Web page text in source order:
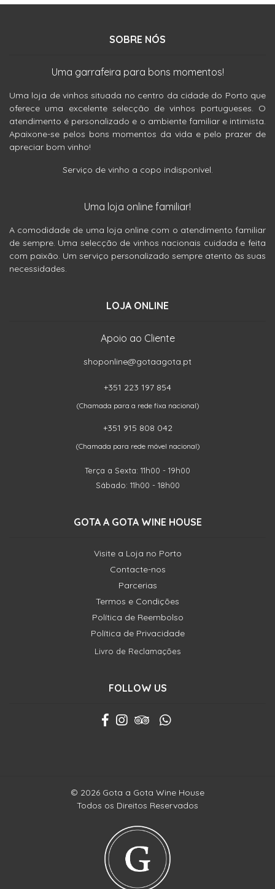
SOBRE NÓS
Uma garrafeira para bons momentos!
Uma loja de vinhos situada no centro da cidade do Porto que
oferece uma excelente selecção de vinhos portugueses. O
atendimento é personalizado e o ambiente familiar e intimista.
Apaixone-se pelos bons momentos da vida e pelo prazer de
apreciar bom vinho!
Serviço de vinho a copo indisponível.
Uma loja online familiar!
A comodidade de uma loja online com o atendimento familiar
de sempre. Uma selecção de vinhos nacionais cuidada e feita
com paixão. Um serviço personalizado sempre atento às suas
necessidades.
LOJA ONLINE
Apoio ao Cliente
shoponline@gotaagota.pt
+351 223 197 854
(Chamada para a rede fixa nacional)
+351 915 808 042
(Chamada para rede móvel nacional)
Terça a Sexta: 11h00 - 19h00
Sábado: 11h00 - 18h00
GOTA A GOTA WINE HOUSE
Visite a Loja no Porto
Contacte-nos
Parcerias
Termos e Condições
Política de Reembolso
Política de Privacidade
Livro de Reclamações
FOLLOW US
© 2026 Gota a Gota Wine House
Todos os Direitos Reservados